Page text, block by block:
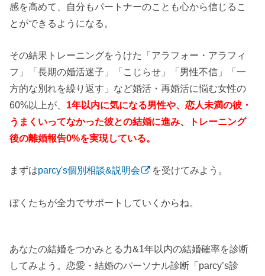
感を高めて、自分もパートナーのことも心から信じるこ
とができるようになる。
その結果トレーニングをうけた「アラフォー・アラフィ
フ」「長期の婚活迷子」「こじらせ」「男性不信」「一
方的な別れを繰り返す」など婚活・再婚活に悩む女性の
60%以上が、 1年以内に気になる男性や、恋人未満の彼・
うまくいってなかった彼との結婚に進み、トレーニング
後の離婚報告0%を実現している。
まずはparcy's個別相談&説明会 を受けてみよう。
ぼくたちが全力でサポートしていくからね。
あなたの結婚をつかみとる力&1年以内の結婚確率を診断
してみよう。恋愛・結婚のパーソナル診断「parcy’s診